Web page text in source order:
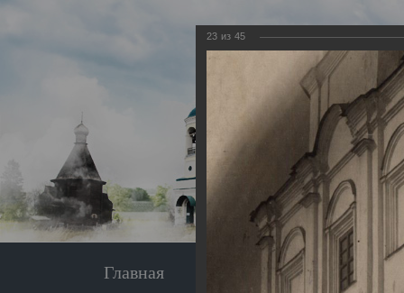
Главная Экскурсия
23 из 45